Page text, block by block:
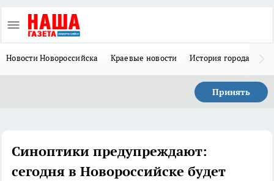
Новости Новороссийска Краевые новости История города Н
Принять
Синоптики предупреждают:
сегодня в Новороссийске будет